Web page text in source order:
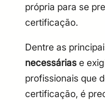
própria para se
certificação.
Dentre as
necessárias e
profissionais que
certificação, é